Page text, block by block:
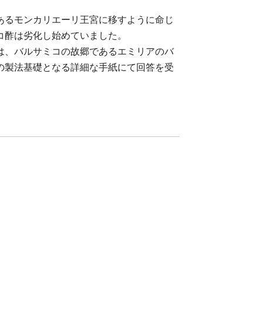
モンカリエーリ王宮に移すように命じ
は劣化し始めていました。
バルサミコの故郷であるエミリアのバ
法基礎となる詳細な手紙にて回答を受